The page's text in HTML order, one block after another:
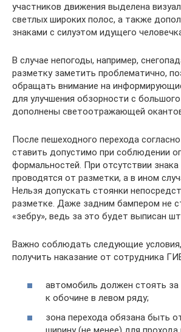
участников движения выделена
светлых широких полос, а также
знаками с силуэтом идущего
В случае непогоды, например,
разметку заметить проблематично,
обращать внимание на
для улучшения обзорности с
дополнены светоотражающей
После пешеходного перехода
ставить допустимо при соблюдении
формальностей. При отсутствии
проводятся от разметки, а в ином
Нельзя допускать стоянки
разметке. Даже задним бампером не
«зебру», ведь за это будет выписан
Важно соблюдать следующие
получить наказание от сотрудника
автомобиль должен стоять
к обочине в левом ряду;
зона перехода обязана быть